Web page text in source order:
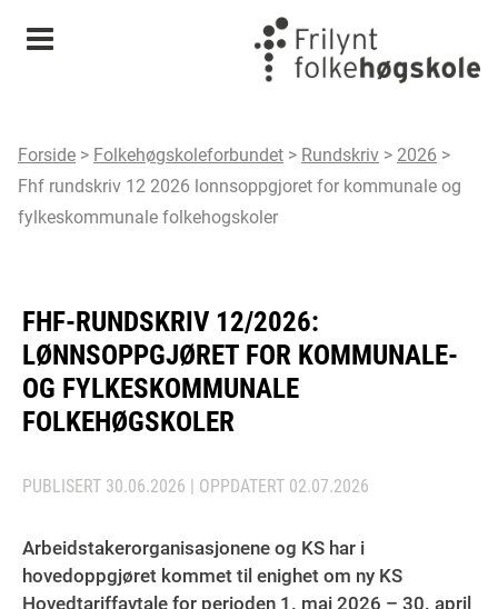
Meny
Forside > Folkehøgskoleforbundet > Rundskriv > 2026 >
Fhf rundskriv 12 2026 lonnsoppgjoret for kommunale og
fylkeskommunale folkehogskoler
FHF-RUNDSKRIV 12/2026:
LØNNSOPPGJØRET FOR KOMMUNALE-
OG FYLKESKOMMUNALE
FOLKEHØGSKOLER
PUBLISERT 30.06.2026 | OPPDATERT 02.07.2026
Arbeidstakerorganisasjonene og KS har i
hovedoppgjøret kommet til enighet om ny KS
Hovedtariffavtale for perioden 1. mai 2026 – 30. april